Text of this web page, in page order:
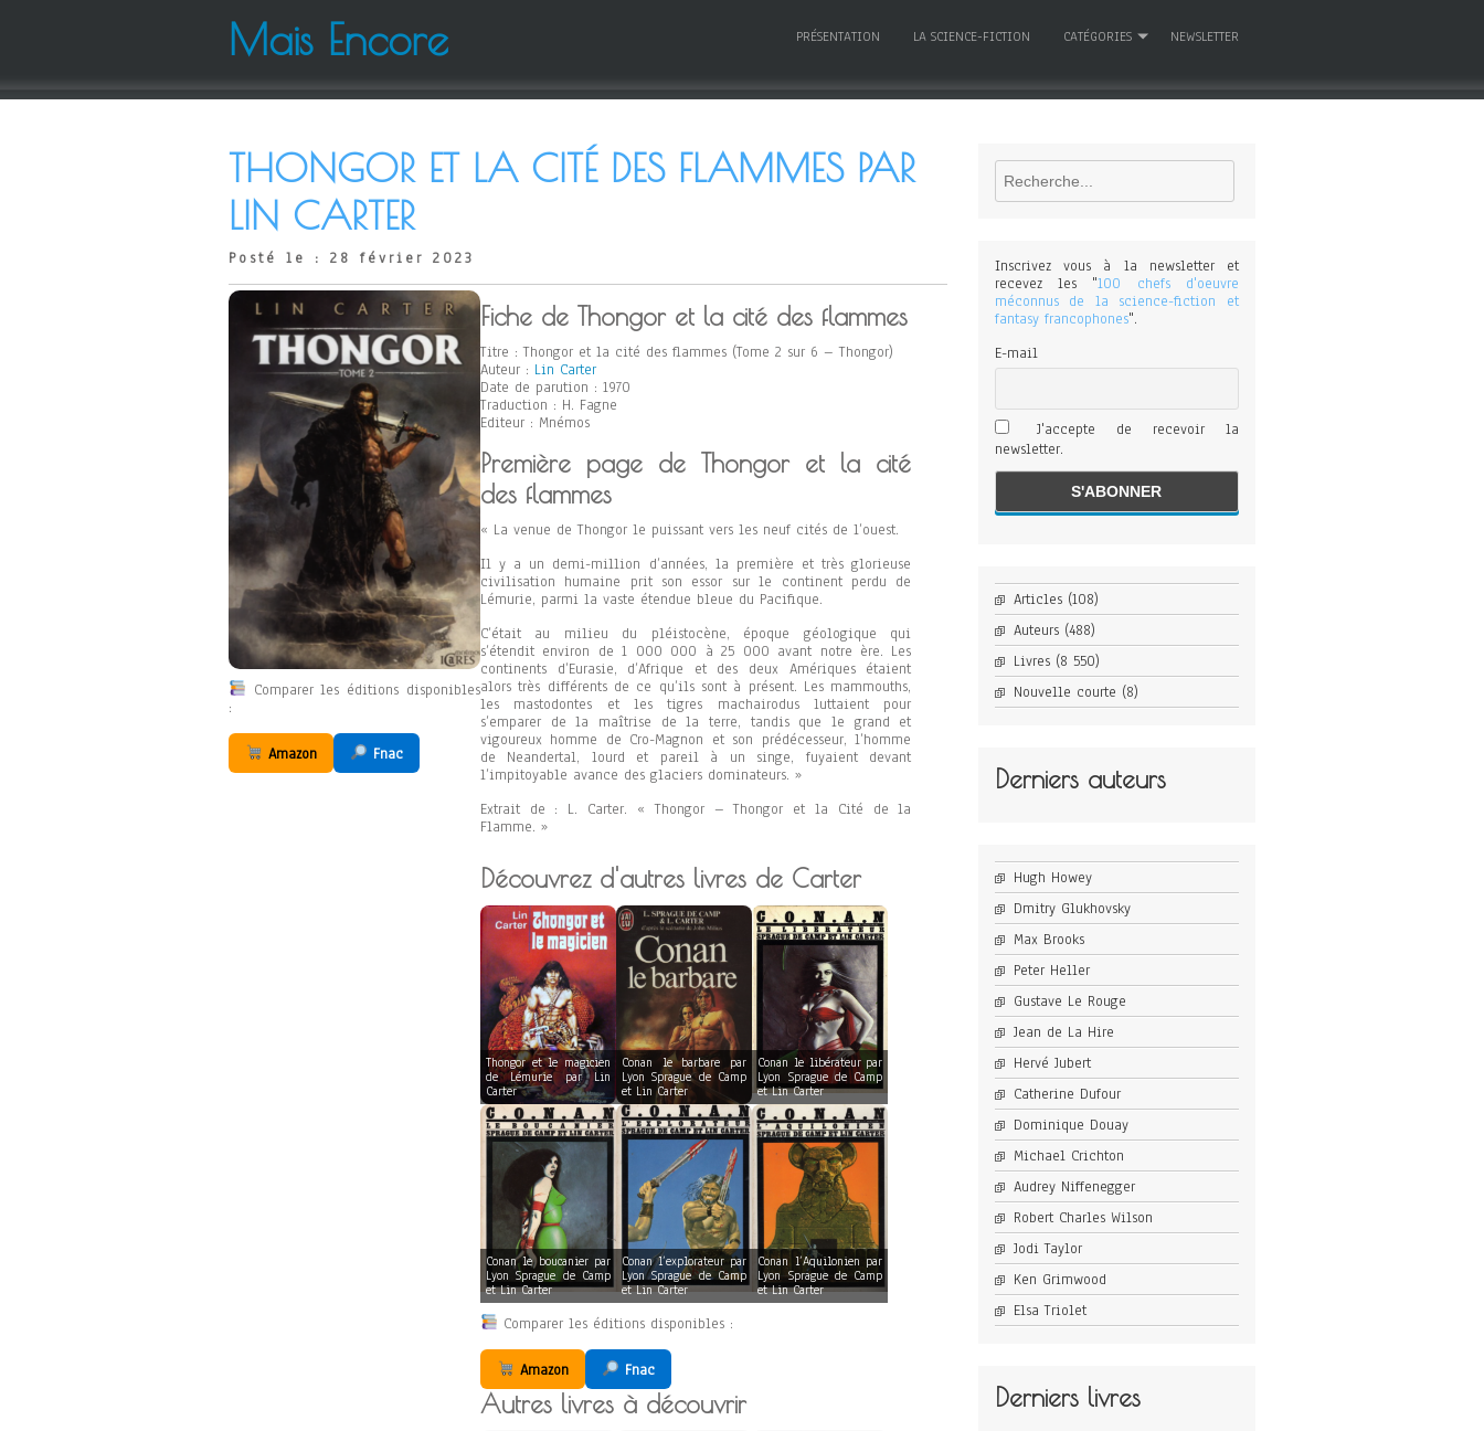
Mais Encore PRÉSENTATION LA SCIENCE-FICTION CATÉGORIES NEWSLETTER
THONGOR ET LA CITÉ DES FLAMMES PAR
LIN CARTER
Posté le : 28 février 2023
Comparer les éditions disponibles
:
Amazon Fnac
Fiche de Thongor et la cité des flammes
Titre : Thongor et la cité des flammes (Tome 2 sur 6 – Thongor)
Auteur : Lin Carter
Date de parution : 1970
Traduction : H. Fagne
Editeur : Mnémos
Première page de Thongor et la cité
des flammes
« La venue de Thongor le puissant vers les neuf cités de l’ouest.
Il y a un demi-million d’années, la première et très glorieuse
civilisation humaine prit son essor sur le continent perdu de
Lémurie, parmi la vaste étendue bleue du Pacifique.
C’était au milieu du pléistocène, époque géologique qui
s’étendit environ de 1 000 000 à 25 000 avant notre ère. Les
continents d’Eurasie, d’Afrique et des deux Amériques étaient
alors très différents de ce qu’ils sont à présent. Les mammouths,
les mastodontes et les tigres machairodus luttaient pour
s’emparer de la maîtrise de la terre, tandis que le grand et
vigoureux homme de Cro-Magnon et son prédécesseur, l’homme
de Neandertal, lourd et pareil à un singe, fuyaient devant
l’impitoyable avance des glaciers dominateurs. »
Extrait de : L. Carter. « Thongor – Thongor et la Cité de la
Flamme. »
Découvrez d'autres livres de Carter
Thongor et le magicien
de Lémurie par Lin
Carter
Conan le barbare par
Lyon Sprague de Camp
et Lin Carter
Conan le libérateur par
Lyon Sprague de Camp
et Lin Carter
Conan le boucanier par
Lyon Sprague de Camp
et Lin Carter
Conan l’explorateur par
Lyon Sprague de Camp
et Lin Carter
Conan l’Aquilonien par
Lyon Sprague de Camp
et Lin Carter
Comparer les éditions disponibles :
Amazon Fnac
Autres livres à découvrir
Rechercher
Inscrivez vous à la newsletter et
recevez les "100 chefs d'oeuvre
méconnus de la science-fiction et
fantasy francophones".
E-mail
J'accepte de recevoir la
newsletter.
Articles(108)
Auteurs(488)
Livres(8 550)
Nouvelle courte (8)
Derniers auteurs
Hugh Howey
Dmitry Glukhovsky
Max Brooks
Peter Heller
Gustave Le Rouge
Jean de La Hire
Hervé Jubert
Catherine Dufour
Dominique Douay
Michael Crichton
Audrey Niffenegger
Robert Charles Wilson
Jodi Taylor
Ken Grimwood
Elsa Triolet
Derniers livres